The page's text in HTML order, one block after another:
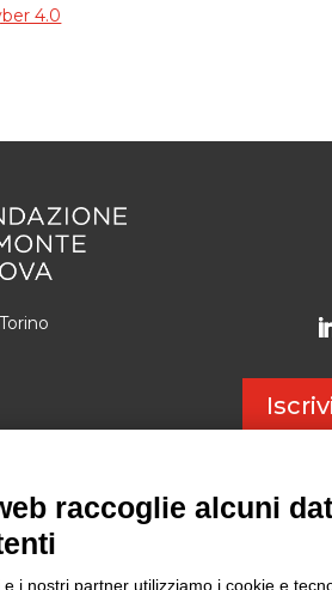
4.0
raccoglie alcuni
i nostri partner utilizziamo i cookie e